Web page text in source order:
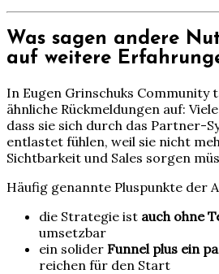
Was sagen andere
auf weitere
In Eugen Grinschuks Community
ähnliche Rückmeldungen auf:
dass sie sich durch das Partner-
entlastet fühlen, weil sie nicht
Sichtbarkeit und Sales sorgen
Häufig genannte Pluspunkte der
die Strategie ist auch ohne
umsetzbar
ein solider Funnel plus ein
reichen für den Start